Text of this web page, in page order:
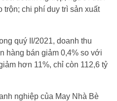
trộn; chi phí duy trì sản xuất
quý II/2021, doanh thu
hàng bán giảm 0,4% so với
hơn 11%, chỉ còn 112,6 tỷ
nghiệp của May Nhà Bè